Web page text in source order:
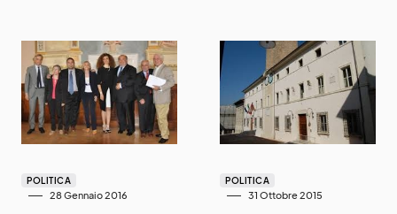
POLITICA
28 Gennaio 2016
POLITICA
31 Ottobre 2015